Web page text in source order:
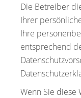
Die Betreiber
Ihrer
Ihre
entsprechend
Wenn Sie diese